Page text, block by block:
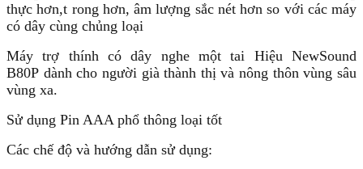
thực hơn,t rong hơn, âm lượng sắc nét hơn so với các máy
có dây cùng chủng loại
Máy trợ thính có dây nghe một tai Hiệu NewSound
B80P dành cho người già thành thị và nông thôn vùng sâu
vùng xa.
Sử dụng Pin AAA phổ thông loại tốt
Các chế độ và hướng dẫn sử dụng: